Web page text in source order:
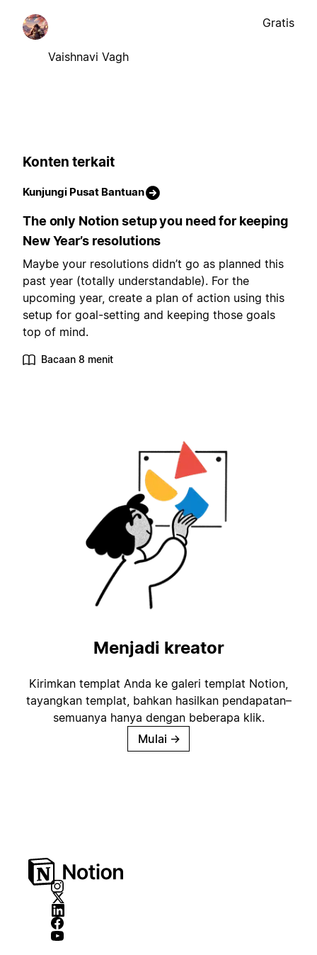
Vaishnavi Vagh
Gratis
Konten terkait
Kunjungi Pusat Bantuan
The only Notion setup you need for keeping
New Year’s resolutions
Maybe your resolutions didn’t go as planned this
past year (totally understandable). For the
upcoming year, create a plan of action using this
setup for goal-setting and keeping those goals
top of mind.
Bacaan 8 menit
Menjadi kreator
Kirimkan templat Anda ke galeri templat Notion,
tayangkan templat, bahkan hasilkan pendapatan–
semuanya hanya dengan beberapa klik.
Mulai →